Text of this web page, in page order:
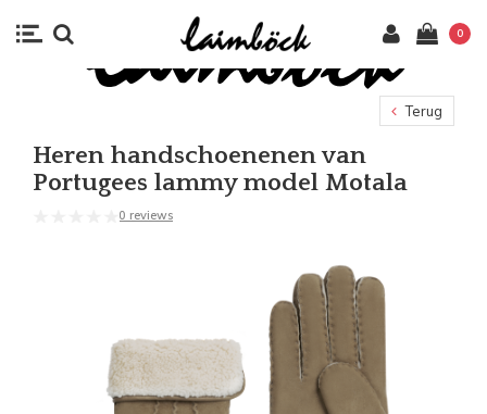
0
Terug
Heren handschoenenen van
Portugees lammy model Motala
0 reviews